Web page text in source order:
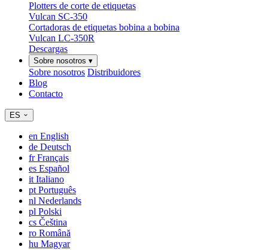
Plotters de corte de etiquetas
Vulcan SC-350
Cortadoras de etiquetas bobina a bobina
Vulcan LC-350R
Descargas
Sobre nosotros ▾
Sobre nosotros Distribuidores
Blog
Contacto
ES
en English
de Deutsch
frFrançais
es Español
it Italiano
pt Português
nl Nederlands
pl Polski
cs Čeština
ro Română
hu Magyar